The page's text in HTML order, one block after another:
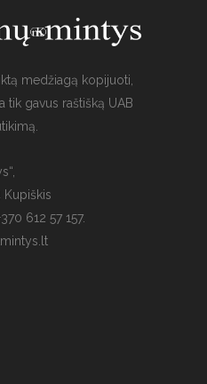
medžiagą kopijuoti,
tik gavus raštišką UAB
Kupiškis
612 57 157.